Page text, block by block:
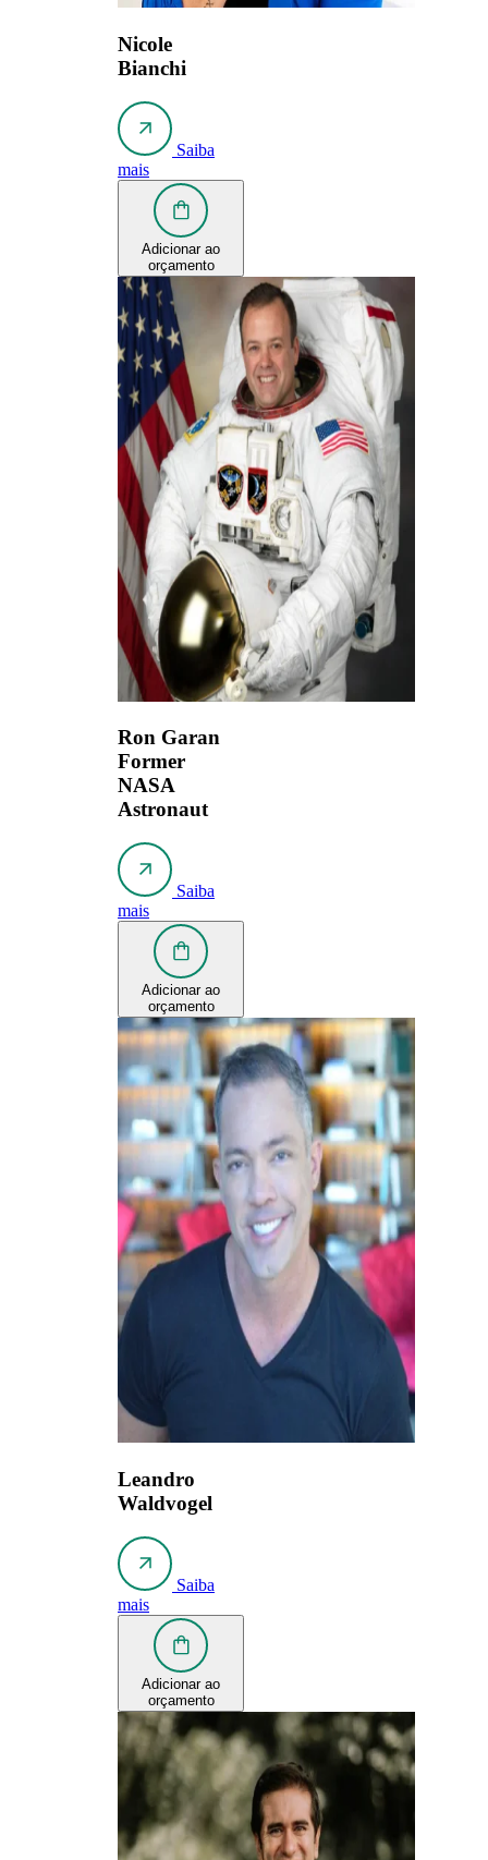
Nicole
Bianchi
Saiba
mais
Adicionar ao
orçamento
Ron Garan
Former
NASA
Astronaut
Saiba
mais
Adicionar ao
orçamento
Leandro
Waldvogel
Saiba
mais
Adicionar ao
orçamento